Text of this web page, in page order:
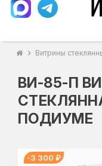
chevron_right Витрины
ВИ-85-П
ПОДИУМЕ
-3 300 ₽